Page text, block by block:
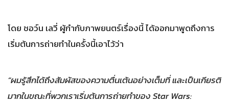
โดย ชอว์น เลวี่ ผู้กำกับภาพยนตร์เรื่องนี้ ได้ออกมาพูดถึงการ
เริ่มต้นการถ่ายทำในครั้งนี้เอาไว้ว่า
“ผมรู้สึกได้ถึงสัมผัสของความตื่นเต้นอย่างเต็มที่ และเป็นเกียรติ
มากในขณะที่พวกเราเริ่มต้นการถ่ายทำของ Star Wars: